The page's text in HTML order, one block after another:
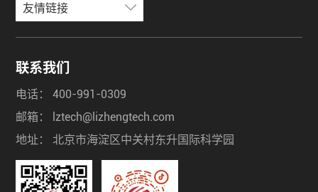
友情链接
联系我们
电话：
400-991-0309
邮箱：
lztech@lizhengtech.com
地址：
北京市海淀区中关村东升国际科学园